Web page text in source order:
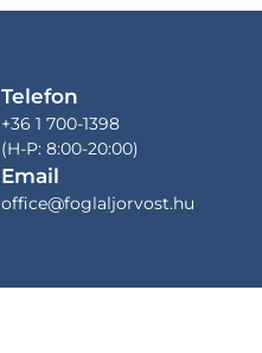
Telefon
+36 1 700-1398
(H-P: 8:00-20:00)
Email
office@foglaljorvost.hu